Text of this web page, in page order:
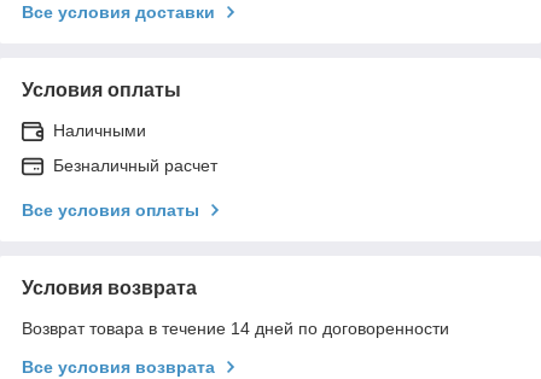
Все условия доставки
Условия оплаты
Наличными
Безналичный расчет
Все условия оплаты
Условия возврата
Возврат товара в течение 14 дней по договоренности
Все условия возврата